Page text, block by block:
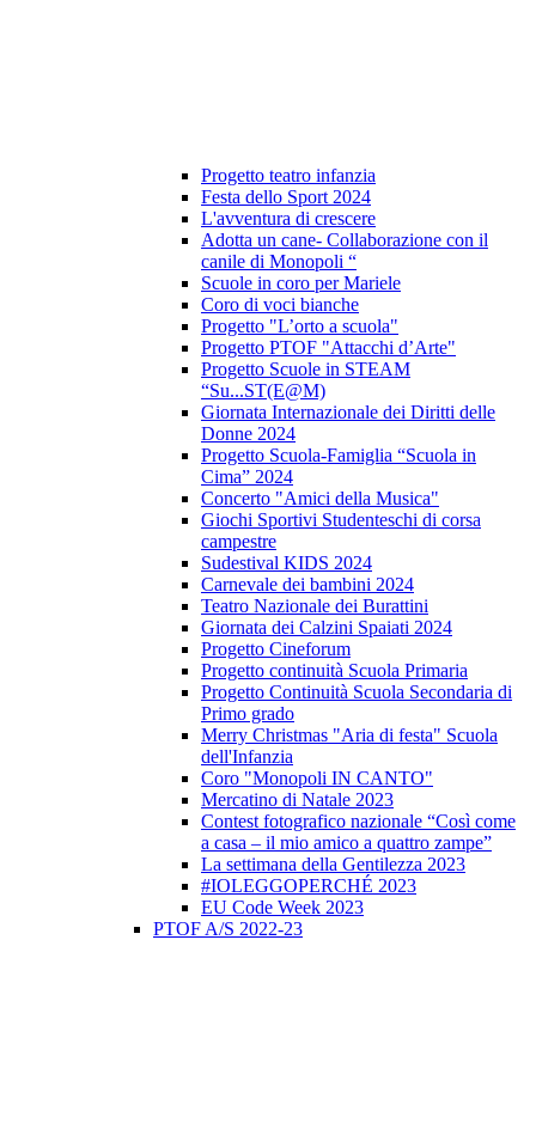
Progetto teatro infanzia
Festa dello Sport 2024
L'avventura di crescere
Adotta un cane- Collaborazione con il
canile di Monopoli “
Scuole in coro per Mariele
Coro di voci bianche
Progetto "L’orto a scuola"
Progetto PTOF "Attacchi d’Arte"
Progetto Scuole in STEAM
“Su...ST(E@M)
Giornata Internazionale dei Diritti delle
Donne 2024
Progetto Scuola-Famiglia “Scuola in
Cima” 2024
Concerto "Amici della Musica"
Giochi Sportivi Studenteschi di corsa
campestre
Sudestival KIDS 2024
Carnevale dei bambini 2024
Teatro Nazionale dei Burattini
Giornata dei Calzini Spaiati 2024
Progetto Cineforum
Progetto continuità Scuola Primaria
Progetto Continuità Scuola Secondaria di
Primo grado
Merry Christmas "Aria di festa" Scuola
dell'Infanzia
Coro "Monopoli IN CANTO"
Mercatino di Natale 2023
Contest fotografico nazionale “Così come
a casa – il mio amico a quattro zampe”
La settimana della Gentilezza 2023
#IOLEGGOPERCHÉ 2023
EU Code Week 2023
PTOF A/S 2022-23